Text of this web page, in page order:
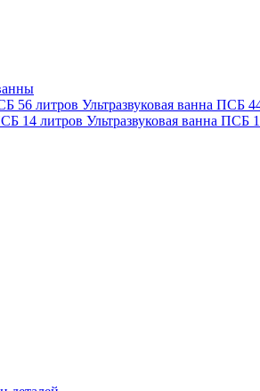
56 литров Ультразвуковая ванна ПСБ
14 литров Ультразвуковая ванна ПСБ